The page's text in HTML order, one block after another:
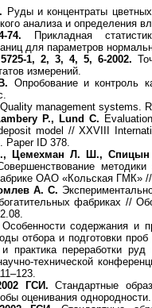
Руды и концентраты
анализа и определения
74. Прикладная
для параметров
1, 2, 3, 4, 5, 6-2002.
измерений.
Опробование и контроль
Quality management systems.
P., Lund C.
model // XXVIII
Paper ID 378.
Цемехман Л. Ш.,
ОАО «Кольская ГМК»
А. С.
фабриках //
Особенности содержания и
отбора и подготовки
практика переработки
технической
ГСИ. Стандартные
оценивания однородности.